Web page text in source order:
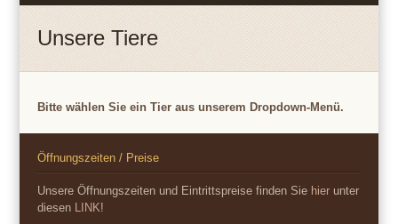
Unsere Tiere
Bitte wählen Sie ein Tier aus unserem Dropdown-Menü.
Öffnungszeiten / Preise
Unsere Öffnungszeiten und Eintrittspreise finden Sie hier unter
diesen LINK!